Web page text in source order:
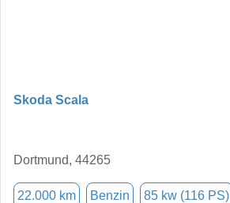
Skoda Scala
Dortmund, 44265
22.000 km Benzin 85 kw (116 PS)